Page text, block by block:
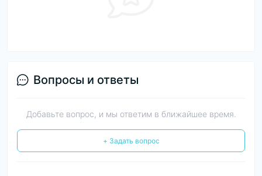
Вопросы и ответы
Добавьте вопрос, и мы ответим в ближайшее время.
+ Задать вопрос